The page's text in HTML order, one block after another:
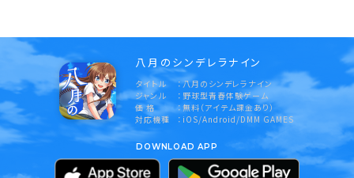
八月のシンデレラナイン
タイトル
八月のシンデレラナイン
ジャンル
野球型青春体験ゲーム
価 格
無料（アイテム課金あり）
対応機種
iOS/Android/DMM GAMES
DOWNLOAD APP